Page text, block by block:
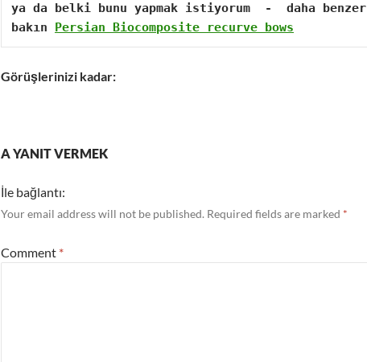
ya da belki bunu yapmak istiyorum  -  daha benzer
bakın Persian Biocomposite recurve bows
Görüşlerinizi kadar:
A YANIT VERMEK
İle bağlantı:
Your email address will not be published. Required fields are marked *
Comment *